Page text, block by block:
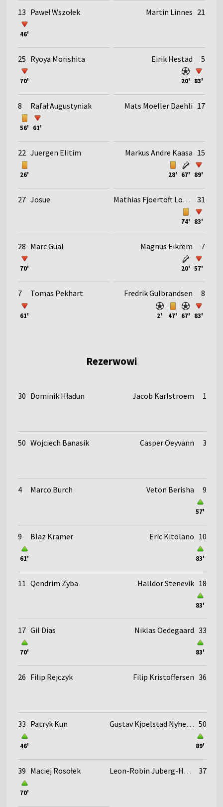
13 Paweł Wszołek
46'
25 Ryoya Morishita
70'
8 Rafał Augustyniak
56' 61'
22 Juergen Elitim
26'
27 Josue
28 Marc Gual
70'
7 Tomas Pekhart
61'
Martin Linnes 21
20' 83'
Eirik Hestad 5
Mats Moeller Daehli 17
28' 67' 89'
Markus Andre Kaasa 15
74' 83'
Mathias Fjoertoft Loevik 31
20' 57'
Magnus Eikrem 7
2' 47' 67' 83'
Fredrik Gulbrandsen 8
Rezerwowi
30 Dominik Hładun
50 Wojciech Banasik
4 Marco Burch
9 Blaz Kramer
61'
11 Qendrim Zyba
17 Gil Dias
70'
26 Filip Rejczyk
33 Patryk Kun
46'
39 Maciej Rosołek
70'
Jacob Karlstroem 1
Casper Oeyvann 3
57'
Veton Berisha 9
83'
Eric Kitolano 10
83'
Halldor Stenevik 18
83'
Niklas Oedegaard 33
Filip Kristoffersen 36
89'
Gustav Kjoelstad Nyheim 50
Leon-Robin Juberg-Hovland 37